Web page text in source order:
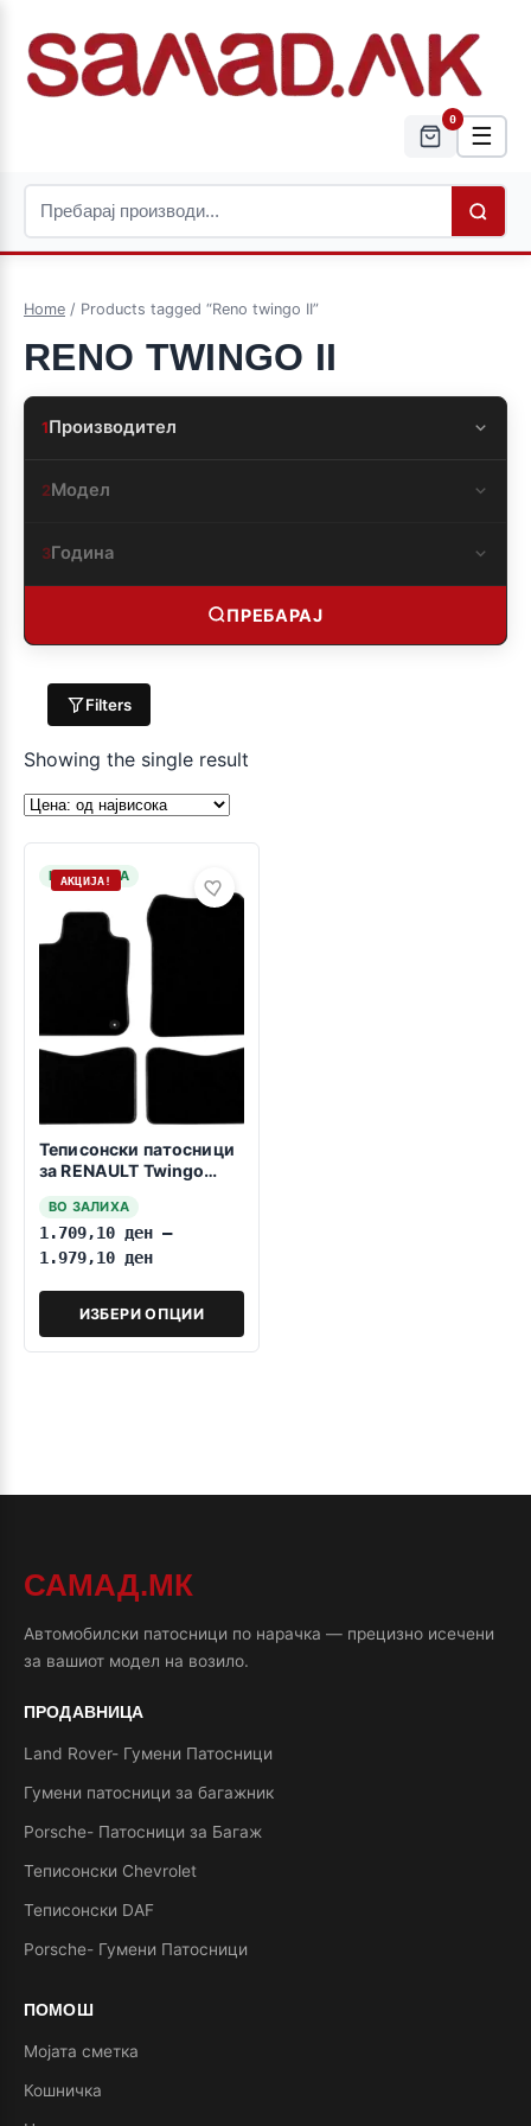
0
☰
Home / Products tagged “Reno twingo II”
RENO TWINGO II
1Производител
2Модел
3Година
ПРЕБАРАЈ
Filters
Showing the single result
НА ЗАЛИХА
АКЦИЈА!
Теписонски патосници
за RENAULT Twingo
ВО ЗАЛИХА
1.709,10 ден –
1.979,10 ден
ИЗБЕРИ ОПЦИИ
САМАД.МК
Автомобилски патосници по нарачка — прецизно исечени
за вашиот модел на возило.
ПРОДАВНИЦА
Land Rover- Гумени Патосници
Гумени патосници за багажник
Porsche- Патосници за Багаж
Теписонски Chevrolet
Теписонски DAF
Porsche- Гумени Патосници
ПОМОШ
Мојата сметка
Кошничка